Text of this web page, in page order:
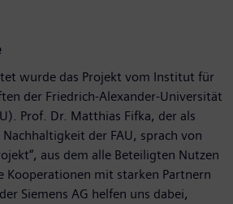
wurde das Projekt vom Institut für
der Friedrich-Alexander-Universität
Prof. Dr. Matthias Fifka, der als
der FAU, sprach von
aus dem alle Beteiligten Nutzen
Kooperationen mit starken Partnern
Siemens AG helfen uns dabei,